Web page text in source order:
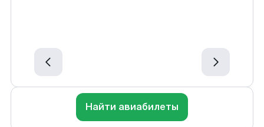
Найти авиабилеты